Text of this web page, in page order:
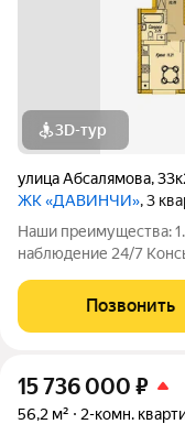
3D-тур
улица Абсалямова,
ЖК «ДАВИНЧИ», 3
Наши преимущества:
наблюдение 24/7
этаже Библиотека
Комфортный паркинг
Позвонить
15 736 000 ₽
56,2 м² 2-комн.